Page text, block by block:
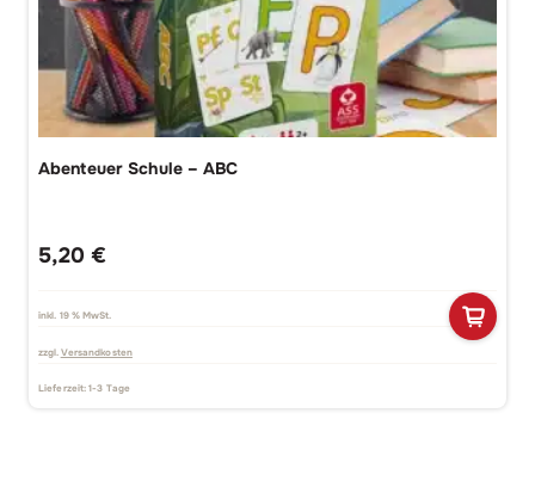
Abenteuer Schule – ABC
5,20 €
inkl. 19 % MwSt.
zzgl. Versandkosten
Lieferzeit:1-3 Tage